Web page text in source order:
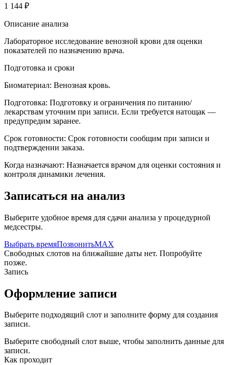
1 144 ₽
Описание анализа
Лабораторное исследование венозной крови для оценки
показателей по назначению врача.
Подготовка и сроки
Биоматериал: Венозная кровь.
Подготовка: Подготовку и ограничения по питанию/
лекарствам уточним при записи. Если требуется натощак —
предупредим заранее.
Срок готовности: Срок готовности сообщим при записи и
подтверждении заказа.
Когда назначают: Назначается врачом для оценки состояния и
контроля динамики лечения.
Записаться на анализ
Выберите удобное время для сдачи анализа у процедурной
медсестры.
Выбрать времяПозвонитьMAX
Свободных слотов на ближайшие даты нет. Попробуйте
позже.
Запись
Оформление записи
Выберите подходящий слот и заполните форму для создания
записи.
Выберите свободный слот выше, чтобы заполнить данные для
записи.
Как проходит